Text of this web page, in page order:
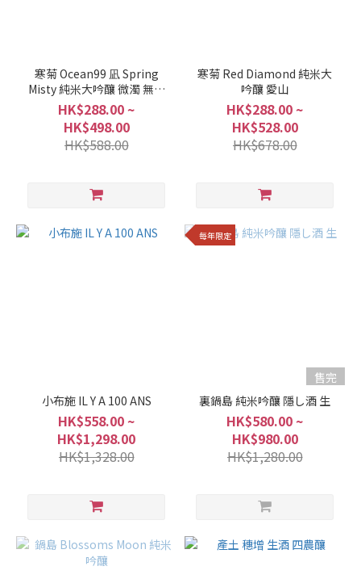
寒菊 Ocean99 凪 Spring
Misty 純米大吟釀 微濁 無濾
過生原酒
HK$288.00 ~
HK$498.00
HK$588.00
寒菊 Red Diamond 純米大
吟釀 愛山
HK$288.00 ~
HK$528.00
HK$678.00
小布施 IL Y A 100 ANS
HK$558.00 ~
HK$1,298.00
HK$1,328.00
每年限定
售完
裏鍋島 純米吟釀 隱し酒 生
HK$580.00 ~
HK$980.00
HK$1,280.00